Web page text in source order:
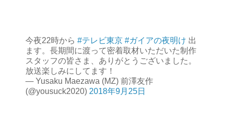
今夜22時から #テレビ東京 #ガイアの夜明け 出
ます。長期間に渡って密着取材いただいた制作
スタッフの皆さま、ありがとうございました。
放送楽しみにしてます！
— Yusaku Maezawa (MZ) 前澤友作
(@yousuck2020) 2018年9月25日